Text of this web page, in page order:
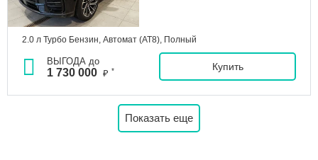
2.0 л Турбо Бензин, Автомат (AT8), Полный
ВЫГОДА до
1 730 000 ₽ * Купить
Показать еще